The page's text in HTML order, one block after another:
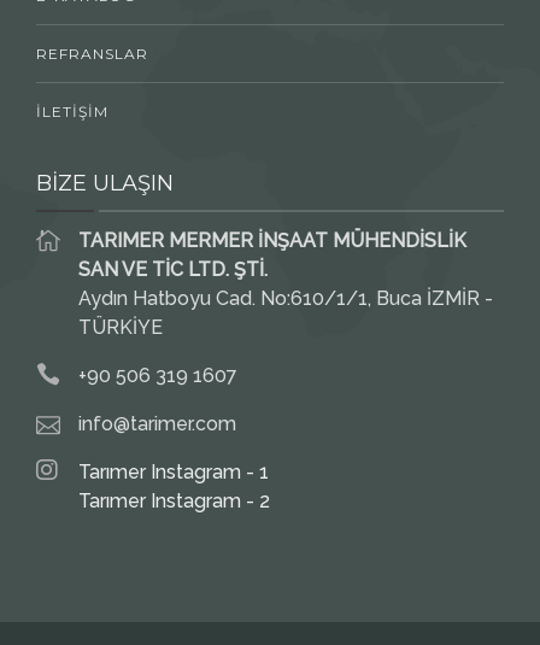
REFRANSLAR
İLETİŞİM
BİZE ULAŞIN
TARIMER MERMER İNŞAAT MÜHENDİSLİK
SAN VE TİC LTD. ŞTİ.
Aydın Hatboyu Cad. No:610/1/1, Buca İZMİR -
TÜRKİYE
+90 506 319 1607
info@tarimer.com
Tarımer Instagram - 1
Tarımer Instagram - 2